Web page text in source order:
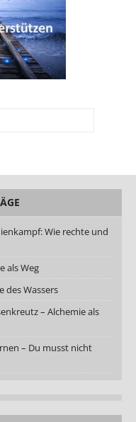
Wie rechte und
als Weg
des Wassers
– Alchemie als
– Du musst nicht